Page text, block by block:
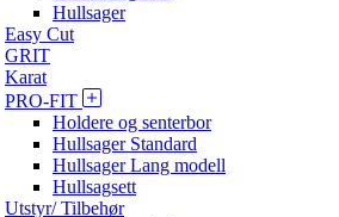
Hullsager
Easy Cut
GRIT
Karat
PRO-FIT
Holdere og senterbor
Hullsager Standard
Hullsager Lang modell
Hullsagsett
Utstyr/ Tilbehør